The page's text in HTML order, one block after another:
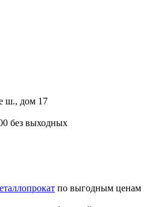
ш., дом 17
без выходных
по выгодным ценам